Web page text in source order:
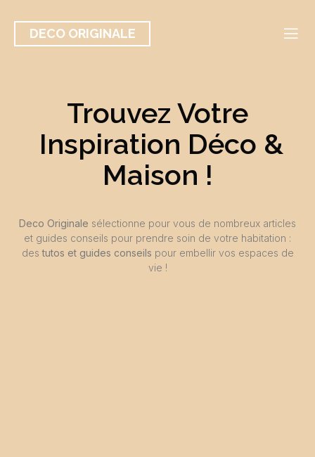
DECO ORIGINALE
Trouvez Votre
Inspiration Déco &
Maison !
Deco Originale sélectionne pour vous de nombreux articles
et guides conseils pour prendre soin de votre habitation :
destutos et guides conseils pour embellir vos espaces de
vie !